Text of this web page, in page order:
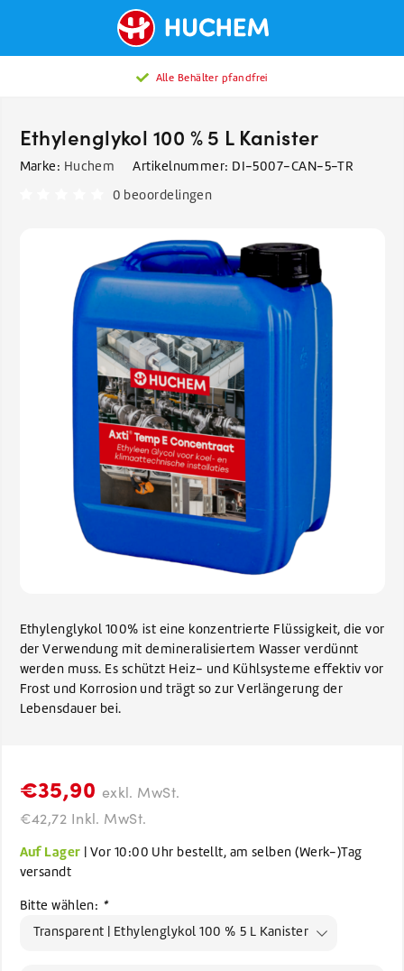
Alle Behälter pfandfrei
Ethylenglykol 100 % 5 L Kanister
Marke: Huchem Artikelnummer: DI-5007-CAN-5-TR
0 beoordelingen
Ethylenglykol 100% ist eine konzentrierte Flüssigkeit, die vor
der Verwendung mit demineralisiertem Wasser verdünnt
werden muss. Es schützt Heiz- und Kühlsysteme effektiv vor
Frost und Korrosion und trägt so zur Verlängerung der
Lebensdauer bei.
€35,90 exkl. MwSt.
€42,72 Inkl. MwSt.
Auf Lager | Vor 10:00 Uhr bestellt, am selben (Werk-)Tag
versandt
Bitte wählen: *
Transparent | Ethylenglykol 100 % 5 L Kanister